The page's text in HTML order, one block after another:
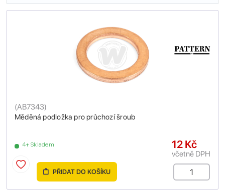
Měděná podložka pro průchozí šroub
(AB7343)
4+ Skladem 12 Kč
včetně DPH
PŘIDAT DO KOŠÍKU